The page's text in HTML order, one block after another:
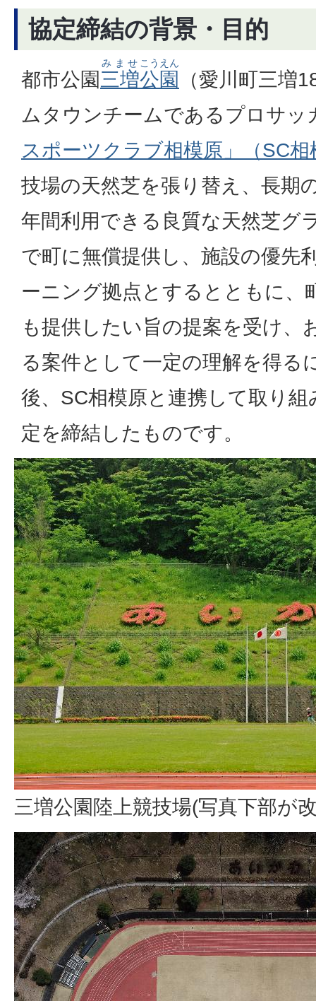
協定締結の背景・目的
都市公園三増
みませ
公園
こうえん
（愛川町三増
ムタウンチームであるプロサッ
スポーツクラブ相模原」（SC相
技場の天然芝を張り替え、長期
年間利用できる良質な天然芝グ
で町に無償提供し、施設の優先
ーニング拠点とするとともに、
も提供したい旨の提案を受け、
る案件として一定の理解を得る
後、SC相模原と連携して取り
定を締結したものです。
三増公園陸上競技場(写真下部が